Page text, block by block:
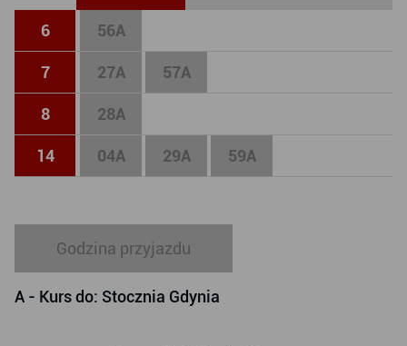
6 56A
7 27A 57A
8 28A
14 04A 29A 59A
Godzina przyjazdu
A - Kurs do: Stocznia Gdynia